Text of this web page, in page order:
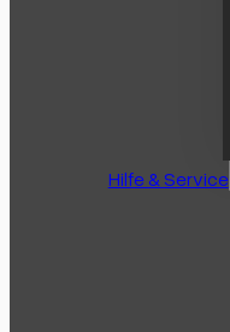
Hilfe & Service